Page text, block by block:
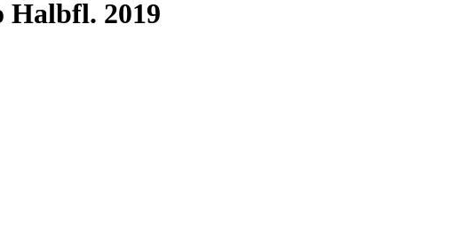
Halbfl. 2019